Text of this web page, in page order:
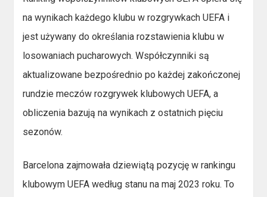
na wynikach każdego klubu w rozgrywkach UEFA i
jest używany do określania rozstawienia klubu w
losowaniach pucharowych. Współczynniki są
aktualizowane bezpośrednio po każdej zakończonej
rundzie meczów rozgrywek klubowych UEFA, a
obliczenia bazują na wynikach z ostatnich pięciu
sezonów.
Barcelona zajmowała dziewiątą pozycję w rankingu
klubowym UEFA według stanu na maj 2023 roku. To